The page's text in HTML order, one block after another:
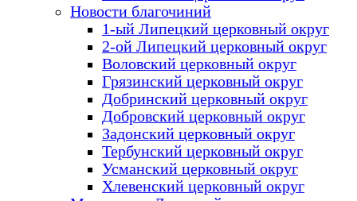
Новости благочиний
1-ый Липецкий церковный округ
2-ой Липецкий церковный округ
Воловский церковный округ
Грязинский церковный округ
Добринский церковный округ
Добровский церковный округ
Задонский церковный округ
Тербунский церковный округ
Усманский церковный округ
Хлевенский церковный округ